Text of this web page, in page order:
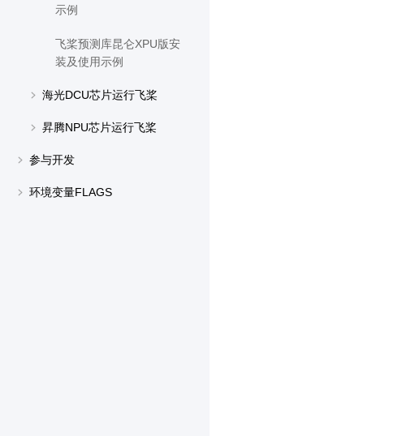
示例
飞桨预测库昆仑XPU版安
装及使用示例
海光DCU芯片运行飞桨
昇腾NPU芯片运行飞桨
参与开发
环境变量FLAGS